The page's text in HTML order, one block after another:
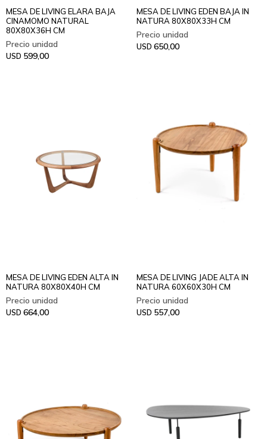
MESA DE LIVING ELARA BAJA
CINAMOMO NATURAL
80X80X36H CM
USD 599,00
MESA DE LIVING EDEN BAJA IN
NATURA 80X80X33H CM
USD 650,00
MESA DE LIVING EDEN ALTA IN
NATURA 80X80X40H CM
USD 664,00
MESA DE LIVING JADE ALTA IN
NATURA 60X60X30H CM
USD 557,00